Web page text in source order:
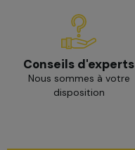
Conseils d'experts
Nous sommes à votre
disposition